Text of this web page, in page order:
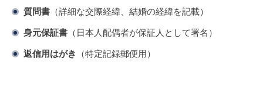
質問書 （詳細な交際経緯、結婚の経緯を記載）
身元保証書 （日本人配偶者が保証人として署名）
返信用はがき （特定記録郵便用）